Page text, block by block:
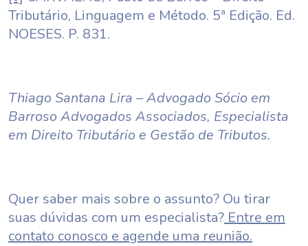
Tributário, Linguagem e Método. 5ª Edição. Ed.
NOESES. P. 831.
Thiago Santana Lira – Advogado Sócio em
Barroso Advogados Associados, Especialista
em Direito Tributário e Gestão de Tributos.
Quer saber mais sobre o assunto? Ou tirar
suas dúvidas com um especialista? Entre em
contato conosco e agende uma reunião.